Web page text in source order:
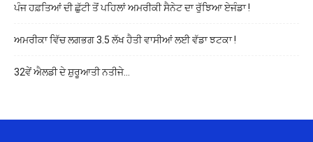
ਪੰਜ ਹਫ਼ਤਿਆਂ ਦੀ ਛੁੱਟੀ ਤੋਂ ਪਹਿਲਾਂ ਅਮਰੀਕੀ ਸੈਨੇਟ ਦਾ ਰੁੱਝਿਆ ਏਜੰਡਾ !
ਅਮਰੀਕਾ ਵਿੱਚ ਲਗਭਗ 3.5 ਲੱਖ ਹੈਤੀ ਵਾਸੀਆਂ ਲਈ ਵੱਡਾ ਝਟਕਾ !
32ਵੇਂ ਐਲਡੀ ਦੇ ਸ਼ੁਰੂਆਤੀ ਨਤੀਜੇ…